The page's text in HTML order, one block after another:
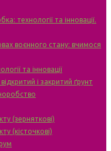
технології та інновації.
воєнного стану: вчимося
та інновації
і закритий ґрунт
(зерняткові)
(кісточкові)